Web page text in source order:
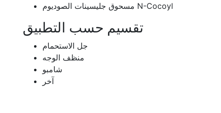
مسحوق جليسينات الصوديوم N-Cocoyl
تقسيم حسب التطبيق
جل الاستحمام
منظف الوجه
شامبو
آخر